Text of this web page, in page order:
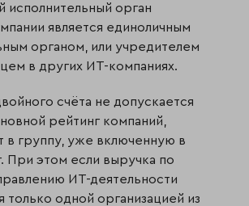
исполнительный орган
является единоличным
органом, или учредителем
в других ИТ-компаниях.
счёта не допускается
рейтинг компаний,
в группу, уже включенную в
При этом если выручка по
ИТ-деятельности
только одной организацией из